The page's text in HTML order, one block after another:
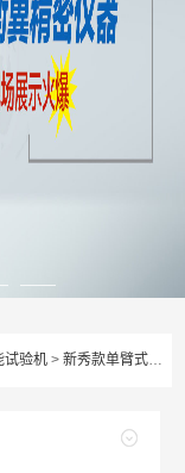
试验机 >新秀款单臂式万能试验机